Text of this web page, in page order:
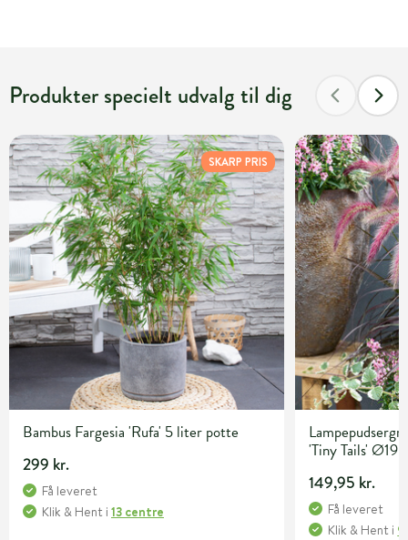
Produkter specielt udvalg til dig
SKARP PRIS
Bambus Fargesia 'Rufa' 5 liter potte
299 kr.
Få leveret
Klik & Hent i 13 centre
'Tiny Tails' Ø19
149,95 kr.
Få leveret
Klik & Hent i